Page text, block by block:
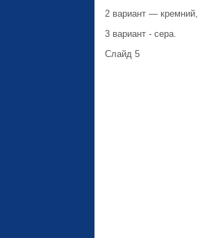
2 вариант — кремний,
3 вариант - сера.
Слайд 5